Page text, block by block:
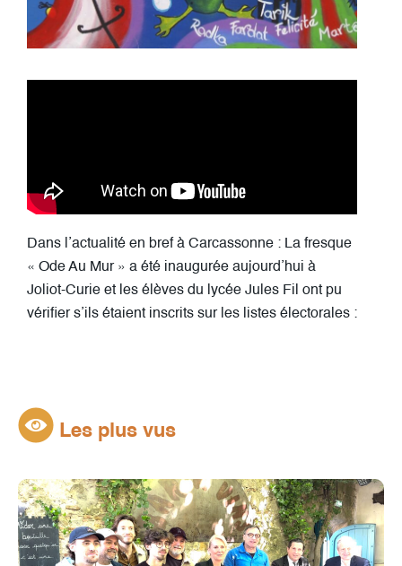
Dans l’actualité en bref à Carcassonne : La fresque
« Ode Au Mur » a été inaugurée aujourd’hui à
Joliot-Curie et les élèves du lycée Jules Fil ont pu
vérifier s’ils étaient inscrits sur les listes électorales :
Les plus vus